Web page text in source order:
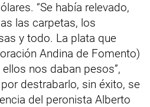
“Se había relevado,
las carpetas, los
y todo. La plata que
Andina de Fomento)
nos daban pesos”,
destrabarlo, sin éxito, se
del peronista Alberto